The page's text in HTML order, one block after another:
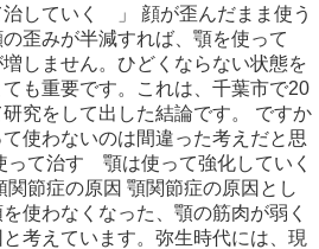
していく 」 顔が歪んだまま使う
歪みが半減すれば、顎を使って
しません。ひどくならない状態を
も重要です。これは、千葉市で20
究をして出した結論です。 ですか
使わないのは間違った考えだと思
って治す 顎は使って強化していく
関節症の原因 顎関節症の原因とし
使わなくなった、顎の筋肉が弱く
考えています。弥生時代には、現